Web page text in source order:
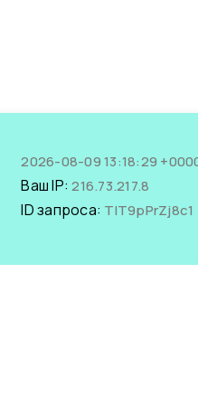
2026-08-09 13:18:29
Ваш IP:216.73.217.8
ID запроса: TIT9pPrZj8c1